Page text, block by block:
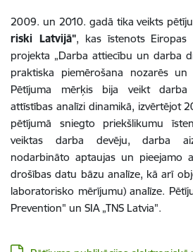
2009. un 2010. gadā tika veikts
riski Latvijā", kas īstenots Eiropas
projekta „Darba attiecību un darba
praktiska piemērošana nozarēs un
Pētījuma mērķis bija veikt darba
attīstības analīzi dinamikā, izvērtējot
pētījumā sniegto priekšlikumu
veiktas darba devēju, darba
nodarbināto aptaujas un pieejamo
drošības datu bāzu analīze, kā arī
laboratorisko mērījumu) analīze.
Prevention" un SIA „TNS Latvia".